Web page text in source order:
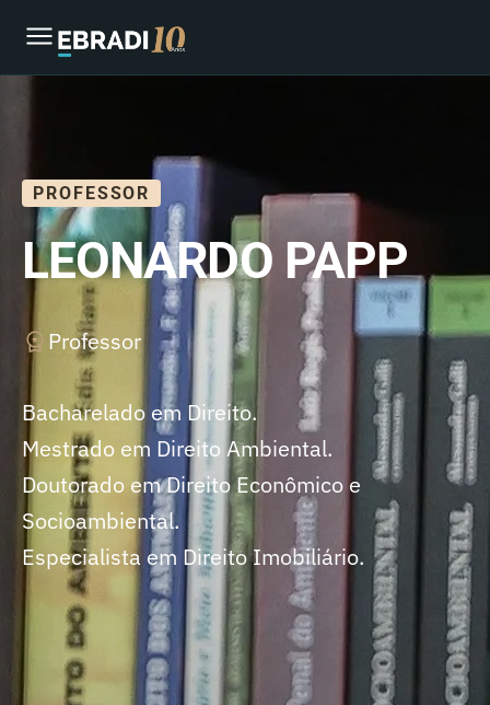
PROFESSOR
LEONARDO PAPP
Professor
Bacharelado em Direito.
Mestrado em Direito Ambiental.
Doutorado em Direito Econômico e
Socioambiental.
Especialista em Direito Imobiliário.